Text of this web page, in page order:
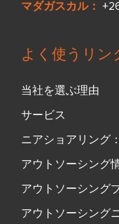
マダガスカル：
よく使うリン
当社を選ぶ理由
サービス
ニアショアリング
アウトソーシング
アウトソーシング
アウトソーシング